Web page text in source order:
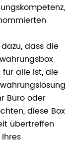
dass die
für alle ist, die
Büro oder
diese Box
übertreffen